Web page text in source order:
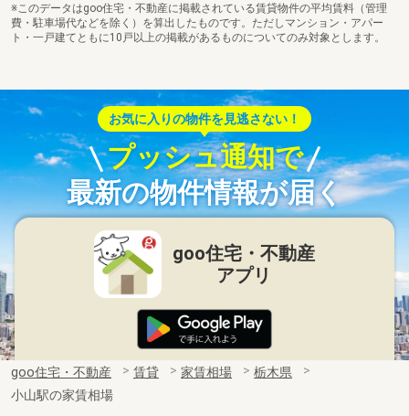
※このデータはgoo住宅・不動産に掲載されている賃貸物件の平均賃料（管理
費・駐車場代などを除く）を算出したものです。ただしマンション・アパー
ト・一戸建てともに10戸以上の掲載があるものについてのみ対象とします。
お気に入りの物件を見逃さない！
プッシュ通知で
最新の物件情報が届く
goo住宅・不動産
アプリ
goo住宅・不動産 賃貸 家賃相場
栃木県
小山駅の家賃相場